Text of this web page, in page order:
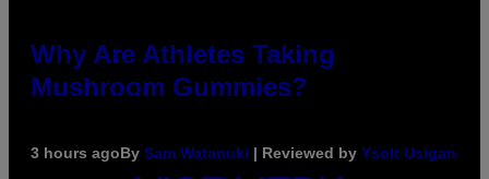
Why Are Athletes Taking
Mushroom Gummies?
3 hours agoBy Sam Watanuki | Reviewed by Ysolt Usigan